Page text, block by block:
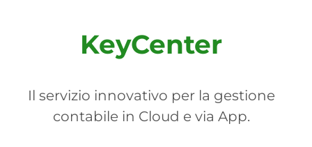
KeyCenter
Il servizio innovativo per la gestione
contabile in Cloud e via App.